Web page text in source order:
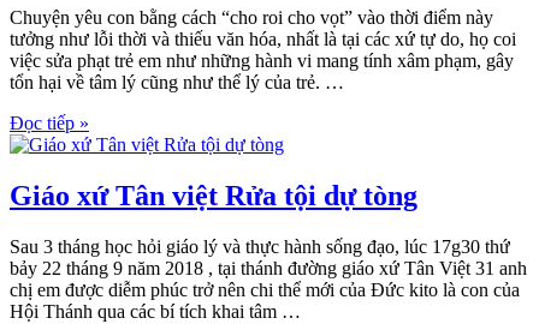
Chuyện yêu con bằng cách “cho roi cho vọt” vào thời điểm này
tưởng như lỗi thời và thiếu văn hóa, nhất là tại các xứ tự do, họ coi
việc sửa phạt trẻ em như những hành vi mang tính xâm phạm, gây
tổn hại về tâm lý cũng như thể lý của trẻ. …
Đọc tiếp »
Giáo xứ Tân việt Rửa tội dự tòng
Sau 3 tháng học hỏi giáo lý và thực hành sống đạo, lúc 17g30 thứ
bảy 22 tháng 9 năm 2018 , tại thánh đường giáo xứ Tân Việt 31 anh
chị em được diễm phúc trở nên chi thể mới của Đức kito là con của
Hội Thánh qua các bí tích khai tâm …